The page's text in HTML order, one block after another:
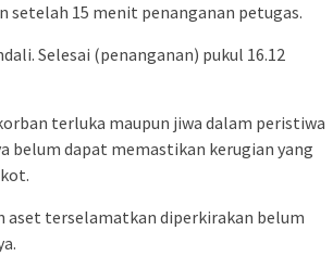
setelah 15 menit penanganan petugas.
Selesai (penanganan) pukul 16.12
terluka maupun jiwa dalam peristiwa
belum dapat memastikan kerugian yang
aset terselamatkan diperkirakan belum